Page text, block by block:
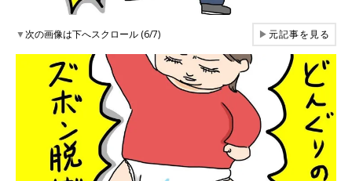
▼次の画像は下へスクロール (6/7) ▶元記事を見る